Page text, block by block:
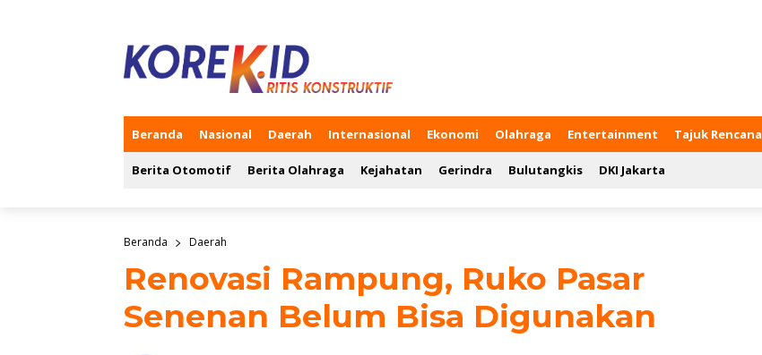
Beranda Nasional Daerah Internasional Ekonomi Olahraga Entertainment Tajuk Rencana
Berita Otomotif Berita Olahraga Kejahatan Gerindra Bulutangkis DKI Jakarta
Beranda Daerah
Renovasi Rampung, Ruko Pasar
Senenan Belum Bisa Digunakan